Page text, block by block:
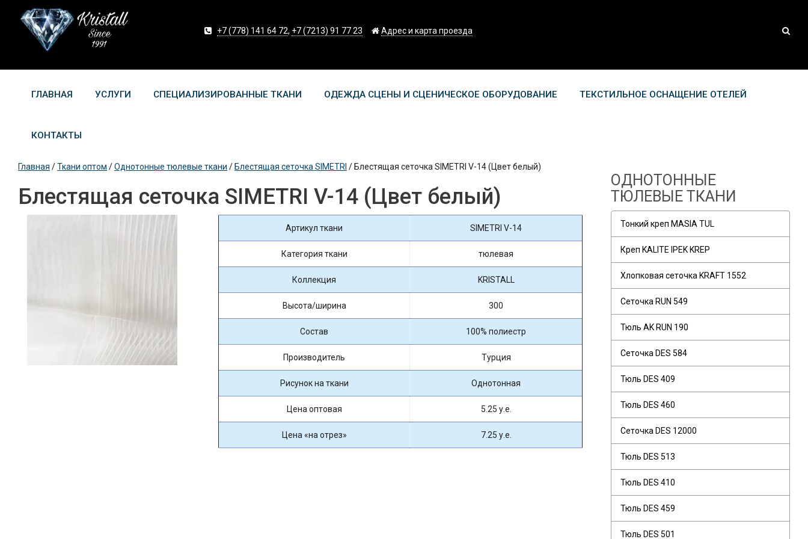
+7 (778) 141 64 72, +7 (7213) 91 77 23 Адрес и карта проезда
ГЛАВНАЯ УСЛУГИ СПЕЦИАЛИЗИРОВАННЫЕ ТКАНИ ОДЕЖДА СЦЕНЫ И СЦЕНИЧЕСКОЕ ОБОРУДОВАНИЕ ТЕКСТИЛЬНОЕ ОСНАЩЕНИЕ ОТЕЛЕЙ
КОНТАКТЫ
Главная /Ткани оптом /Однотонные тюлевые ткани /Блестящая сеточка SIMETRI /Блестящая сеточка SIMETRI V-14 (Цвет белый)
Блестящая сеточка SIMETRI V-14 (Цвет белый)
Артикул ткани SIMETRI V-14
Категория ткани тюлевая
Коллекция KRISTALL
Высота/ширина 300
Состав 100% полиестр
Производитель Турция
Рисунок на ткани Однотонная
Цена оптовая 5.25 у.е.
Цена «на отрез» 7.25 у.е.
ОДНОТОННЫЕ
ТЮЛЕВЫЕ ТКАНИ
Тонкий креп MASIA TUL
Креп KALITE IPEK KREP
Хлопковая сеточка KRAFT 1552
Сеточка RUN 549
Тюль AK RUN 190
Сеточка DES 584
Тюль DES 409
Тюль DES 460
Сеточка DES 12000
Тюль DES 513
Тюль DES 410
Тюль DES 459
Тюль DES 501